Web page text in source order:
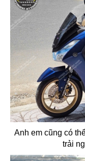
Anh em cũng có
trải